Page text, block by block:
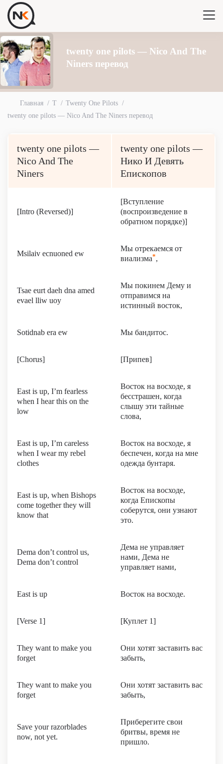
twenty one pilots — Nico And The
Niners перевод
Главная T
Twenty One Pilots
twenty one pilots — Nico And The Niners перевод
twenty one pilots —
Nico And The
Niners
twenty one pilots —
Нико И Девять
Епископов
[Intro (Reversed)]
[Вступление
(воспроизведение в
обратном порядке)]
Msilaiv ecnuoned ew
Мы отрекаемся от
виализма*,
Tsae eurt daeh dna amed
evael lliw uoy
Мы покинем Дему и
отправимся на
истинный восток,
Sotidnab era ew Мы бандитос.
[Chorus] [Припев]
East is up, I’m fearless
when I hear this on the
low
Восток на восходе, я
бесстрашен, когда
слышу эти тайные
слова,
East is up, I’m careless
when I wear my rebel
clothes
Восток на восходе, я
беспечен, когда на мне
одежда бунтаря.
East is up, when Bishops
come together they will
know that
Восток на восходе,
когда Епископы
соберутся, они узнают
это.
Dema don’t control us,
Dema don’t control
Дема не управляет
нами, Дема не
управляет нами,
East is up Восток на восходе.
[Verse 1] [Куплет 1]
They want to make you
forget
Они хотят заставить вас
забыть,
They want to make you
forget
Они хотят заставить вас
забыть,
Save your razorblades
now, not yet.
Приберегите свои
бритвы, время не
пришло.